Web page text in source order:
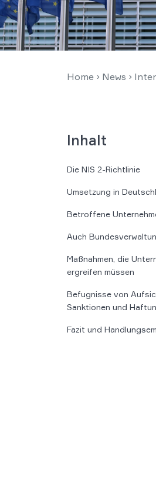
Home › News ›
Inhalt
Die NIS 2-Richtlinie
Umsetzung in
Betroffene
Auch
Maßnahmen, die
ergreifen müssen
Befugnisse von
Sanktionen und
Fazit und